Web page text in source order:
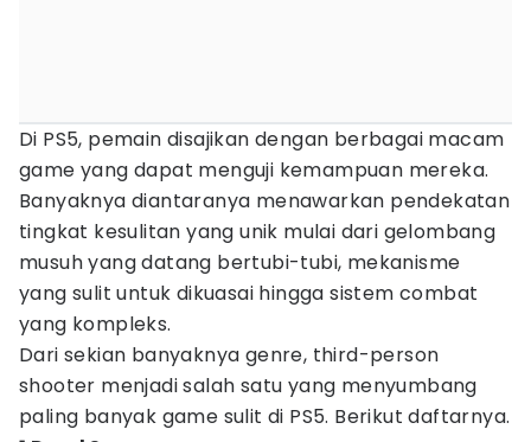
Di PS5, pemain disajikan dengan berbagai macam
game yang dapat menguji kemampuan mereka.
Banyaknya diantaranya menawarkan pendekatan
tingkat kesulitan yang unik mulai dari gelombang
musuh yang datang bertubi-tubi, mekanisme
yang sulit untuk dikuasai hingga sistem combat
yang kompleks.
Dari sekian banyaknya genre, third-person
shooter menjadi salah satu yang menyumbang
paling banyak game sulit di PS5. Berikut daftarnya.